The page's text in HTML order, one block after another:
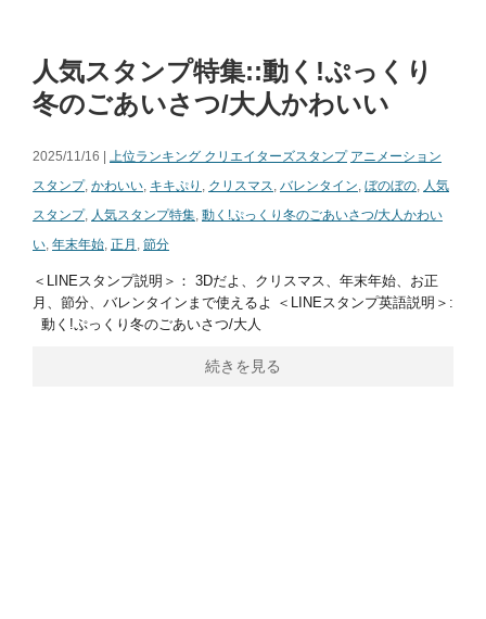
人気スタンプ特集::動く!ぷっくり
冬のごあいさつ/大人かわいい
2025/11/16 | 上位ランキング クリエイターズスタンプ アニメーション
スタンプ, かわいい, キキぷり , クリスマス, バレンタイン, ぼのぼの, 人気
スタンプ, 人気スタンプ特集, 動く!ぷっくり冬のごあいさつ/大人かわい
い, 年末年始, 正月 , 節分
＜LINEスタンプ説明＞： 3Dだよ、クリスマス、年末年始、お正
月、節分、バレンタインまで使えるよ ＜LINEスタンプ英語説明＞:
動く!ぷっくり冬のごあいさつ/大人
続きを見る